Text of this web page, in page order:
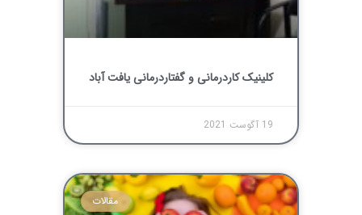
کلینیک کاردرمانی و گفتاردرمانی یافت آباد
19 آگوست 2021
مقالات